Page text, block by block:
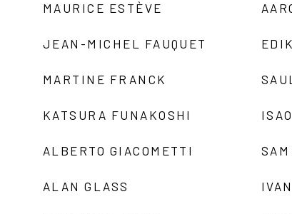
MAURICE ESTÈVE
JEAN-MICHEL FAUQUET
MARTINE FRANCK
KATSURA FUNAKOSHI
ALBERTO GIACOMETTI
ALAN GLASS